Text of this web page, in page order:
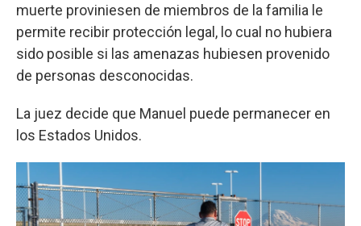
muerte proviniesen de miembros de la familia le
permite recibir protección legal, lo cual no hubiera
sido posible si las amenazas hubiesen provenido
de personas desconocidas.
La juez decide que Manuel puede permanecer en
los Estados Unidos.